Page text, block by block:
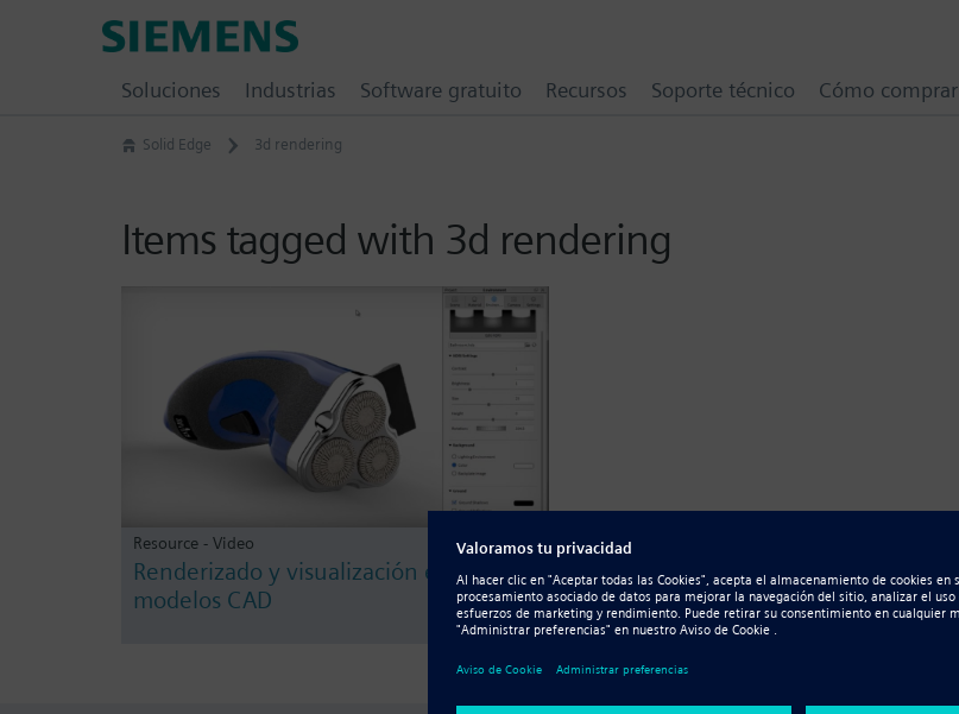
Solid Edge 3d rendering
Items tagged with 3d rendering
Resource - Video
Renderizado y visualización en 3D de
modelos CAD
Soluciones Industrias Software gratuito Recursos Soporte técnico Cómo comprar